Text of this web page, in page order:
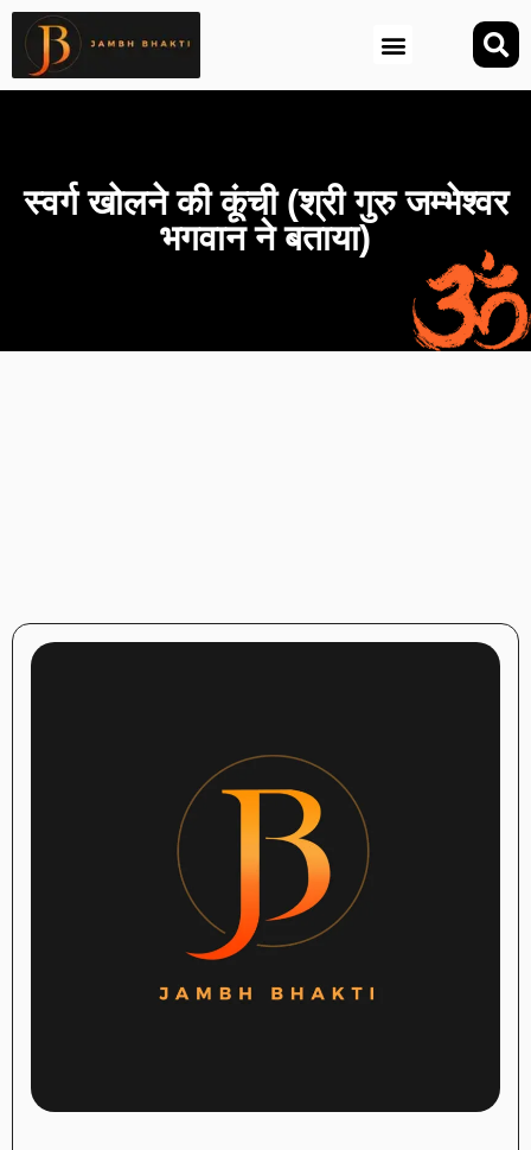
स्वर्ग खोलने की कूंची (श्री गुरु जम्भेश्वर
भगवान ने बताया)